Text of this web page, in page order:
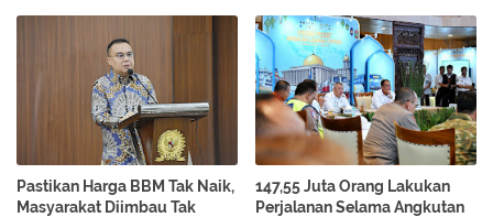
Pastikan Harga BBM Tak Naik,
Masyarakat Diimbau Tak
147,55 Juta Orang Lakukan
Perjalanan Selama Angkutan